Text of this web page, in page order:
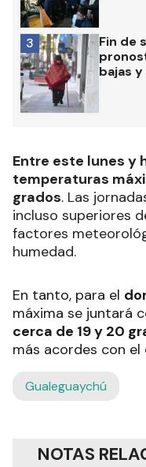
Fin de
bajas y
3
Entre este lunes y
temperaturas
grados. Las
incluso superiores
factores
humedad.
En tanto, para el
máxima se juntará
cerca de 19 y 20
más acordes con el
Gualeguaychú
NOTAS